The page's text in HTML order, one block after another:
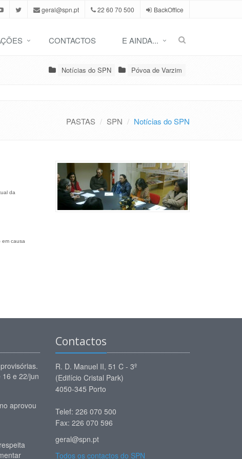
geral@spn.pt 22 60 70 500 BackOffice
CONTACTOS E AINDA...
Notícias do SPN Póvoa de Varzim
PASTAS SPN Notícias do SPN
da
em causa
16 e 22/jun
aprovou
Contactos
R. D. Manuel II, 51 C - 3º
(Edifício Cristal Park)
4050-345 Porto
Telef: 226 070 500
Fax: 226 070 596
geral@spn.pt
Todos os contactos do SPN